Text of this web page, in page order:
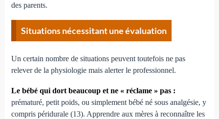
des parents.
Situations nécessitant une évaluation
Un certain nombre de situations peuvent toutefois ne pas
relever de la physiologie mais alerter le professionnel.
Le bébé qui dort beaucoup et ne « réclame » pas :
prématuré, petit poids, ou simplement bébé né sous analgésie, y
compris péridurale (13). Apprendre aux mères à reconnaître les